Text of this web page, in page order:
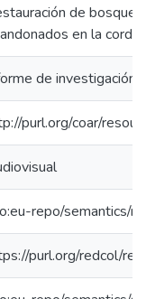
de
en la
de investigación
purl.org/coar/
repo/semantics/
purl.org/redcol/